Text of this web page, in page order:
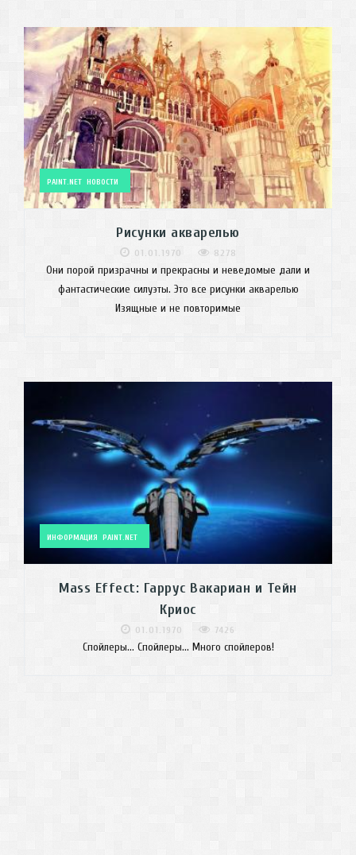
PAINT.NET НОВОСТИ
Рисунки акварелью
01.01.1970 8278
Они порой призрачны и прекрасны и неведомые дали и
фантастические силуэты. Это все рисунки акварелью
Изящные и не повторимые
ИНФОРМАЦИЯ PAINT.NET
Mass Effect: Гаррус Вакариан и Тейн
Криос
01.01.1970 7426
Спойлеры... Спойлеры... Много спойлеров!